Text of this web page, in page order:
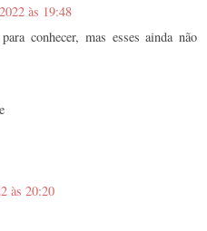
às 19:48
conhecer, mas esses ainda não
às 20:20